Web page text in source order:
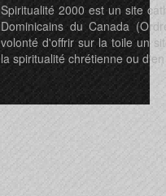
Spiritualité 2000 est un site
Dominicains du Canada
volonté d'offrir sur la toile un
la spiritualité chrétienne ou